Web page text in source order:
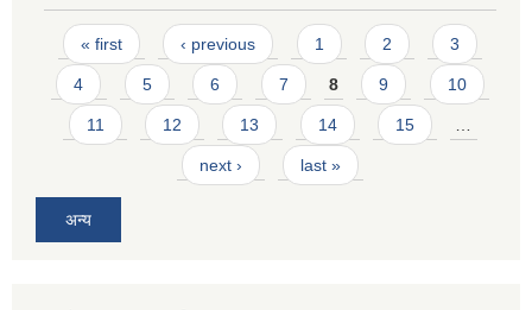
Pages
« first ‹ previous 1 2 3
4 5 6 7 8 9 10
11 12 13 14 15
next › last »
अन्य